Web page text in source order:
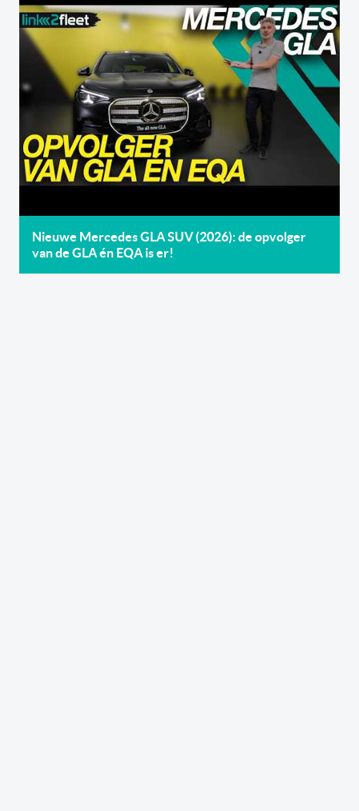
Nieuwe Mercedes GLA SUV (2026): de opvolger
van de GLA én EQA is er!